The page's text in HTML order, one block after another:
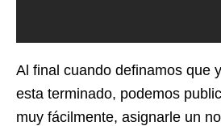
Al final cuando definamos que
esta terminado, podemos
muy fácilmente, asignarle un